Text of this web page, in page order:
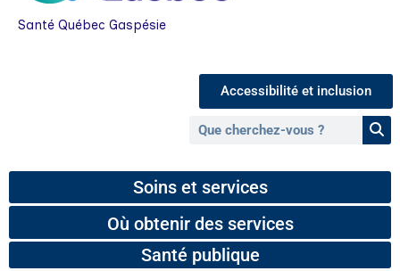
Santé Québec Gaspésie
Accessibilité et inclusion
Soins et services
Où obtenir des services
Santé publique